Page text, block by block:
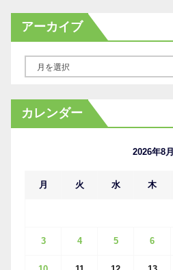
アーカイブ
カ
イ
カレンダー
2026年8月
月 火 水 木
3 4 5 6